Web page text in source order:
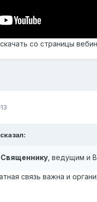
со страницы
Священнику , ведущим и
связь важна и